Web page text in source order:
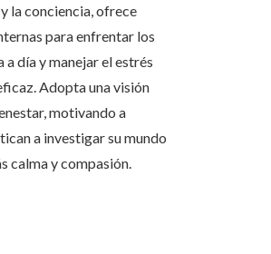
la conciencia, ofrece
para enfrentar los
a día y manejar el estrés
Adopta una visión
motivando a
a investigar su mundo
calma y compasión.